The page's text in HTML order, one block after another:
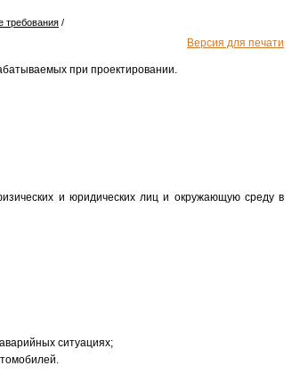
требования /
Версия для печати
при проектировании.
и юридических лиц и окружающую среду в
ситуациях;